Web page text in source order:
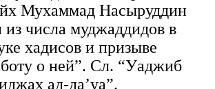
Мухаммад Насыруддин
числа муджаддидов в
хадисов и призыве
о ней”. Сл. “Уаджиб
ад-да’уа”.